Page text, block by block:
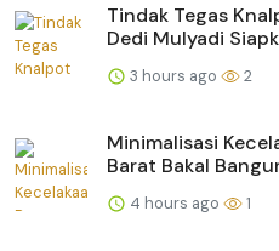
Tindak Tegas
Dedi Mulyadi
3 hours ago 2
Minimalisasi
Barat Bakal
4 hours ago 1